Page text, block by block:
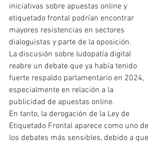
iniciativas sobre apuestas online y
etiquetado frontal podrían encontrar
mayores resistencias en sectores
dialoguistas y parte de la oposición.
La discusión sobre ludopatía digital
reabre un debate que ya había tenido
fuerte respaldo parlamentario en 2024,
especialmente en relación a la
publicidad de apuestas online.
En tanto, la derogación de la Ley de
Etiquetado Frontal aparece como uno de
los debates más sensibles, debido a que